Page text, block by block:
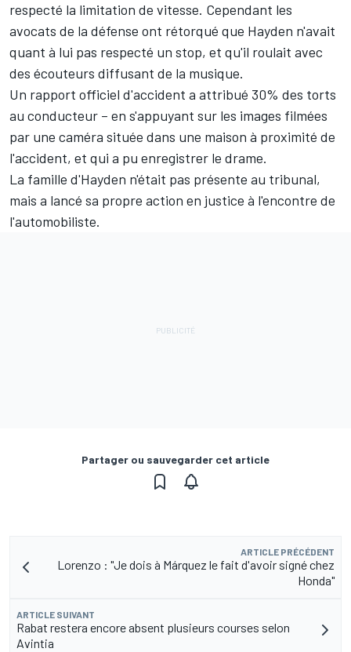
respecté la limitation de vitesse. Cependant les
avocats de la défense ont rétorqué que Hayden n'avait
quant à lui pas respecté un stop, et qu'il roulait avec
des écouteurs diffusant de la musique.
Un rapport officiel d'accident a attribué 30% des torts
au conducteur – en s'appuyant sur les images filmées
par une caméra située dans une maison à proximité de
l'accident, et qui a pu enregistrer le drame.
La famille d'Hayden n'était pas présente au tribunal,
mais a lancé sa propre action en justice à l'encontre de
l'automobiliste.
Partager ou sauvegarder cet article
ARTICLE PRÉCÉDENT
Lorenzo : "Je dois à Márquez le fait d'avoir signé chez
Honda"
ARTICLE SUIVANT
Rabat restera encore absent plusieurs courses selon
Avintia